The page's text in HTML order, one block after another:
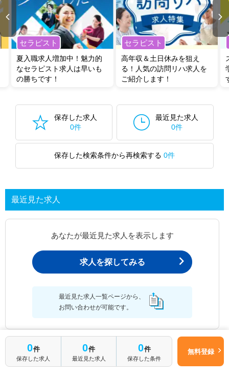
セラピスト
夏入職求人増加中！魅力的
なセラピスト求人は早いも
の勝ちです！
セラピスト
高年収＆土日休みを狙え
る！人気の訪問リハ求人を
ご紹介します！
保存した求人
0件
最近見た求人
0件
保存した検索条件から再検索する 0件
最近見た求人
あなたが最近見た求人を表示します
求人を探してみる
最近見た求人一覧ページから、
お問い合わせが可能です。
最近見た求人一覧
0件
保存した求人
0件
最近見た求人
0件
保存した条件
無料登録